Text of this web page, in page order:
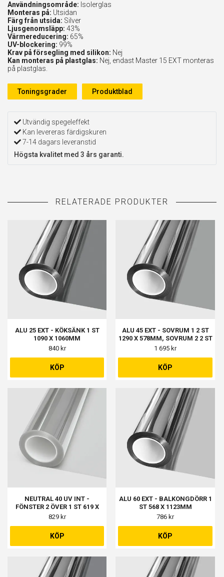
Användningsområde: Isolerglas
Monteras på: Utsidan
Färg från utsida: Silver
Ljusgenomsläpp: 43%
Värmereducering: 65%
UV-blockering: 99%
Krav på försegling med silikon: Nej
Kan monteras på plastglas: Nej, endast Master 15 EXT monteras
på plastglas.
Toningsgrader Produktblad
Utvändig spegeleffekt
Kan levereras färdigskuren
7-14 dagars leveranstid
Högsta kvalitet med 3 års garanti.
ALU 25 EXT - KÖKSÄNK 1 ST
1090 X 1060MM
840 kr
KÖP
ALU 45 EXT - SOVRUM 1 2 ST
1290 X 578MM, SOVRUM 2 2 ST
1215 X 448MM
1 695 kr
KÖP
NEUTRAL 40 UV INT -
FÖNSTER 2 ÖVER 1 ST 619 X
861MM
829 kr
KÖP
ALU 60 EXT - BALKONGDÖRR 1
ST 568 X 1123MM
786 kr
KÖP